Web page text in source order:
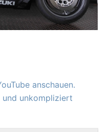
anschauen.
und unkompliziert